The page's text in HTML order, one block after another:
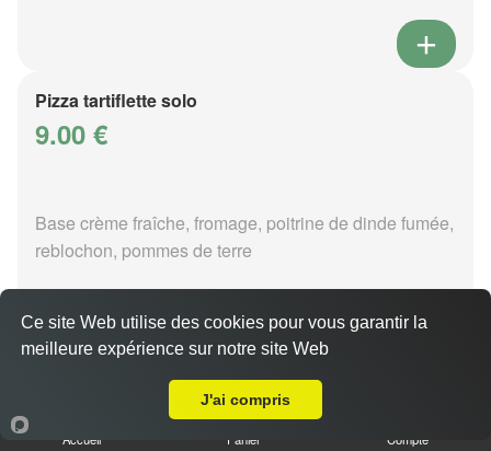
Pizza tartiflette solo
9.00 €
Base crème fraîche, fromage, poitrine de dinde fumée,
reblochon, pommes de terre
Pizza vénézia solo
Accueil Panier Compte
Ce site Web utilise des cookies pour vous garantir la
meilleure expérience sur notre site Web
J'ai compris